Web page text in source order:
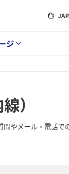
ジ
）
やメール・電話